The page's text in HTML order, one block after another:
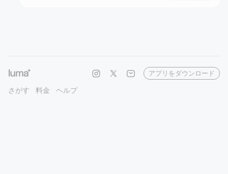
さがす 料金 ヘルプ
アプリをダウンロード